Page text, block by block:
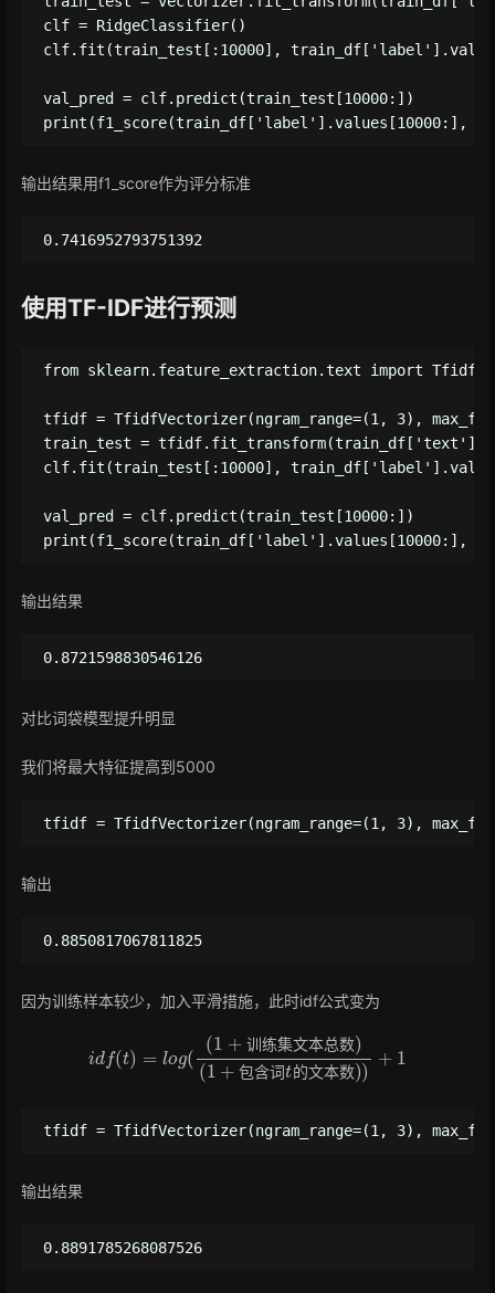
clf = RidgeClassifier()
clf.fit(train_test[:10000],
val_pred = clf.predict(train_test[10000:])
输出结果用f1_score作为评分标准
使用TF-IDF进行预测
from sklearn.feature_extraction.text import
tfidf = TfidfVectorizer(ngram_range=(1, 3),
train_test = tfidf.fit_transform(train_df['text'])
clf.fit(train_test[:10000],
val_pred = clf.predict(train_test[10000:])
输出结果
对比词袋模型提升明显
我们将最大特征提高到5000
输出
因为训练样本较少，加入平滑措施，此时idf公式变为
训 练集文本 总数
集 文 本总数)(1+包含
数 )+1
输出结果